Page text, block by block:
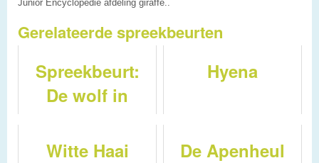
Junior Encyclopedie afdeling giraffe..
Gerelateerde spreekbeurten
Spreekbeurt:
De wolf in
Hyena
Witte Haai De Apenheul